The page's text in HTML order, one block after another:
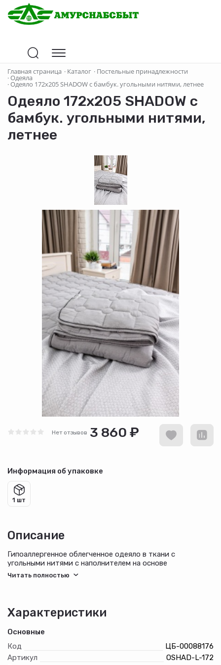
Главная страница · Каталог · Постельные принадлежности
·Одеяла
·Одеяло 172х205 SHADOW с бамбук. угольными нитями, летнее
Одеяло 172х205 SHADOW с
бамбук. угольными нитями,
летнее
Нет отзывов 3 860 ₽
Информация об упаковке
1 шт
Описание
Гипоаллергенное облегченное одеяло в ткани с
угольными нитями с наполнителем на основе
бамбукового волокна.
микроциркуляцию воздуха во время сна, позволяя коже
дышать.
Ткань: бамбуковые угольные нити 40%, полиэстер 60%.
Бамбуково-угольное волокно представляет собой тип
текстильного материала, изготовленного из бамбука,
Характеристики
Основные
Код
ЦБ-00088176
Артикул
OSHAD-L-172